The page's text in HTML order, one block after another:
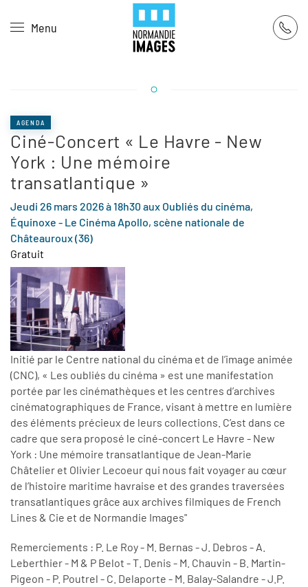
Skip to main content
Menu
AGENDA
Ciné-Concert « Le Havre - New
York : Une mémoire
transatlantique »
Jeudi 26 mars 2026 à 18h30 aux Oubliés du cinéma,
Équinoxe - Le Cinéma Apollo, scène nationale de
Châteauroux (36)
Gratuit
Initié par le Centre national du cinéma et de l’image animée
(CNC), « Les oubliés du cinéma » est une manifestation
portée par les cinémathèques et les centres d’archives
cinématographiques de France, visant à mettre en lumière
des éléments précieux de leurs collections. C’est dans ce
cadre que sera proposé le ciné-concert Le Havre - New
York : Une mémoire transatlantique de Jean-Marie
Châtelier et Olivier Lecoeur qui nous fait voyager au cœur
de l’histoire maritime havraise et des grandes traversées
transatlantiques grâce aux archives filmiques de French
Lines & Cie et de Normandie Images"
Remerciements : P. Le Roy - M. Bernas - J. Debros - A.
Leberthier - M & P Belot - T. Denis - M. Chauvin - B. Martin-
Pigeon - P. Poutrel - C. Delaporte - M. Balay-Salandre - J.P.
Panneau de gestion des cookies